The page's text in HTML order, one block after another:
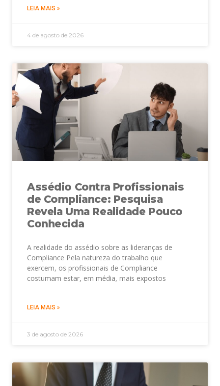
LEIA MAIS »
4 de agosto de 2026
Assédio Contra Profissionais
de Compliance: Pesquisa
Revela Uma Realidade Pouco
Conhecida
A realidade do assédio sobre as lideranças de
Compliance Pela natureza do trabalho que
exercem, os profissionais de Compliance
costumam estar, em média, mais expostos
LEIA MAIS »
3 de agosto de 2026